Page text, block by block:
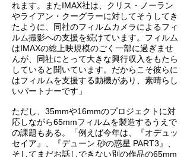
れます。またIMAX社は、クリス・ノーラン
やライアン・クーグラーに対してそうしてき
たように、同社のフィルムカメラによるフィ
ルム撮影への支援を続けています。フィルム
はIMAXの総上映規模のごく一部に過ぎませ
んが、同社にとって大きな興行収入をもたら
していると聞いています。だからこそ彼らに
はフィルムを支援する動機があり、素晴らし
いパートナーです」
​ただし、35mmや16mmのプロジェクトに対
応しながら65mmフィルムを製造するうえで
の課題もある。「例えば今年は、『オデュッ
セイア』、『デューン 砂の惑星 PART3』、
そしてまだお話しできない別の作品の65mm